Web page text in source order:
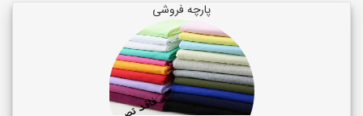
پارچه فروشی